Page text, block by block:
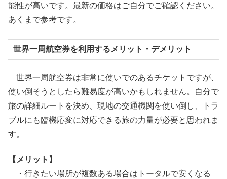
能性が高いです。最新の価格はご自分でご確認ください。
あくまで参考です。
世界一周航空券を利用するメリット・デメリット
世界一周航空券は非常に使いでのあるチケットですが、
使い倒そうとしたら難易度が高いかもしれません。自分で
旅の詳細ルートを決め、現地の交通機関を使い倒し、トラ
ブルにも臨機応変に対応できる旅の力量が必要と思われま
す。
【メリット】
・行きたい場所が複数ある場合はトータルで安くなる